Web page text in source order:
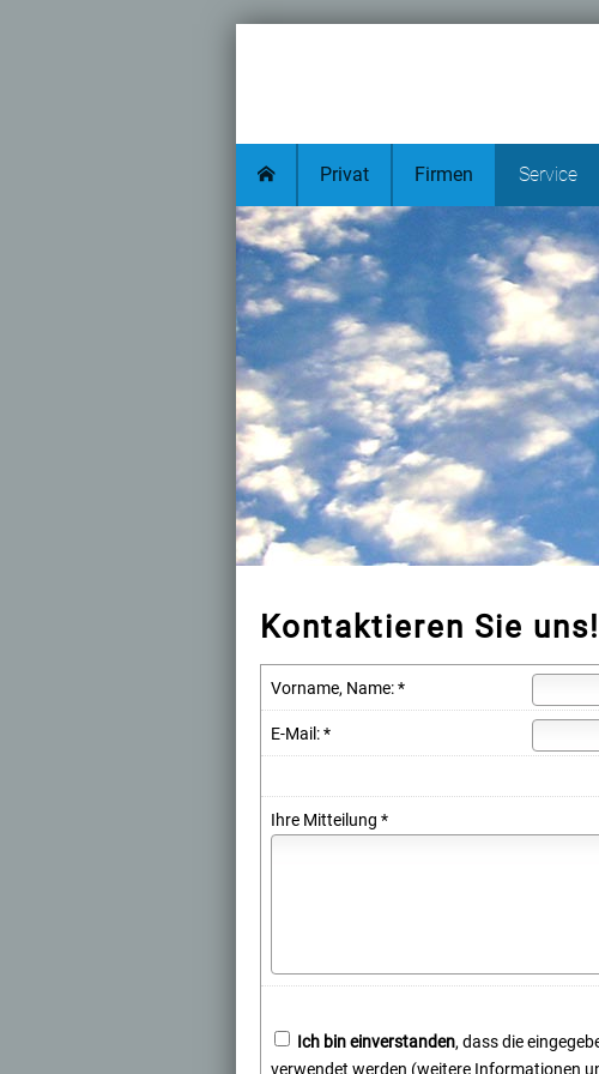
Privat Firmen Service
Kontaktieren Sie uns!
Vorname, Name: *
E-Mail: *
Ihre Mitteilung *
Ich bin einverstanden, dass die
verwendet werden (weitere Informationen